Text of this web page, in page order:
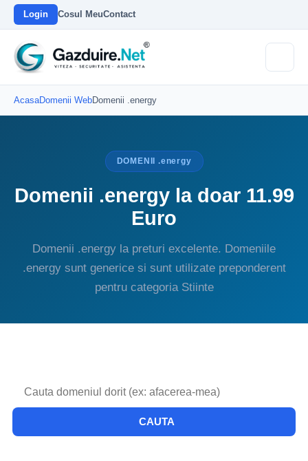
Login Cosul MeuContact
AcasaDomenii WebDomenii .energy
DOMENII .energy
Domenii .energy la doar 11.99
Euro
Domenii .energy la preturi excelente. Domeniile
.energy sunt generice si sunt utilizate preponderent
pentru categoria Stiinte
CAUTA